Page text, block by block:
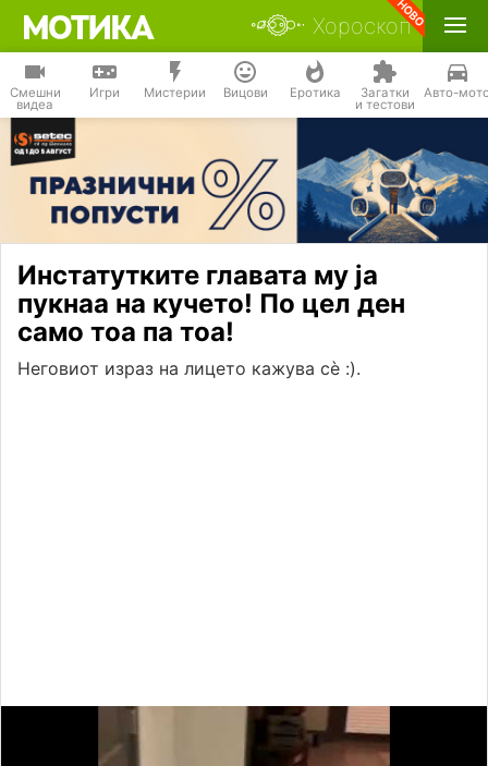
Хороскоп
Смешни
видеа
Игри Мистерии Вицови Еротика Загатки
и тестови
Авто-
Инстатутките главата му ја
пукнаа на кучето! По цел ден
само тоа па тоа!
Неговиот израз на лицето кажува сѐ :).